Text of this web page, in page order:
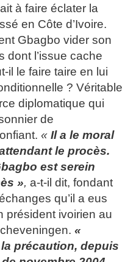
à faire éclater la
en Côte d’Ivoire.
Gbagbo vider son
dont l’issue cache
il le faire taire en lui
? Véritable
diplomatique qui
de
« Il a le moral
le procès.
est serein
», a-t-il dit, fondant
qu’il a eus
président ivoirien au
«
précaution, depuis